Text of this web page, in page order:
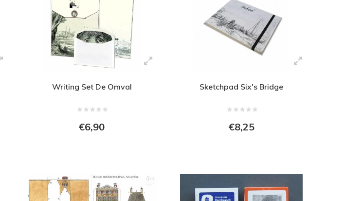
Writing Set De Omval
€6,90
Sketchpad Six's Bridge
€8,25